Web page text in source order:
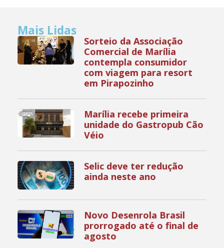
Mais Lidas
Sorteio da Associação
Comercial de Marília
contempla consumidor
com viagem para resort
em Pirapozinho
Marília recebe primeira
unidade do Gastropub Cão
Véio
Selic deve ter redução
ainda neste ano
Novo Desenrola Brasil
prorrogado até o final de
agosto